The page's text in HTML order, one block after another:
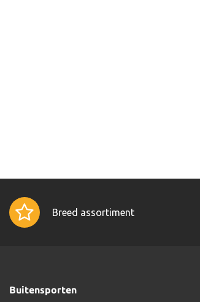
Breed assortiment
Buitensporten